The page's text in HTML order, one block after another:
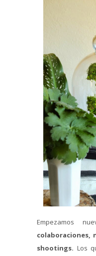
Empezamos
colaboraciones,
shootings. Los